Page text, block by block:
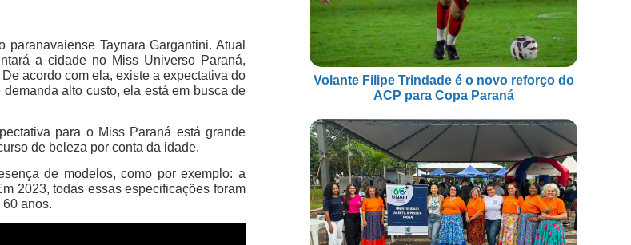
Taynara Gargantini. Atual
a cidade no Miss Universo Paraná,
acordo com ela, existe a expectativa do
alto custo, ela está em busca de
para o Miss Paraná está grande
de beleza por conta da idade.
de modelos, como por exemplo: a
2023, todas essas especificações foram
anos.
Volante Filipe Trindade é o novo reforço do
ACP para Copa Paraná